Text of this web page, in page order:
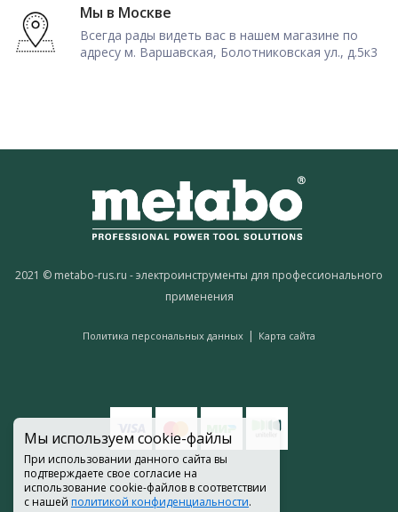
Мы используем cookie-файлы
При использовании данного сайта вы
подтверждаете свое согласие на
использование cookie-файлов в соответствии
с нашей политикой конфиденциальности.
Мы в Москве
Всегда рады видеть вас в нашем магазине по
адресу м. Варшавская, Болотниковская ул., д.5к3
2021 © metabo-rus.ru - электроинструменты для профессионального
применения
Политика персональных данных | Карта сайта